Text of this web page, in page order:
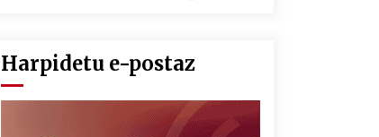
Harpidetu e-postaz